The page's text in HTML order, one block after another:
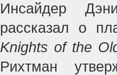
Инсайдер
рассказал о
Knights of the
Рихтман